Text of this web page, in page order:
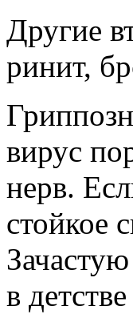
Другие
ринит,
вирус
нерв.
стойкое
в